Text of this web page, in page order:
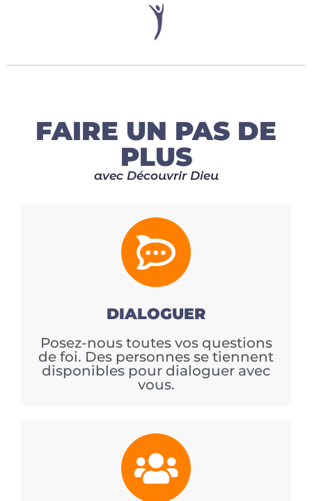
FAIRE UN PAS DE
PLUS
avec Découvrir Dieu
DIALOGUER
Posez-nous toutes vos questions
de foi. Des personnes se tiennent
disponibles pour dialoguer avec
vous.